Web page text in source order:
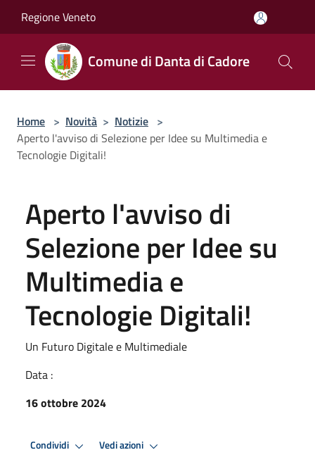
Regione Veneto
Comune di Danta di Cadore
Home > Novità > Notizie >
Aperto l'avviso di Selezione per Idee su Multimedia e
Tecnologie Digitali!
Aperto l'avviso di
Selezione per Idee su
Multimedia e
Tecnologie Digitali!
Un Futuro Digitale e Multimediale
Data :
16 ottobre 2024
Condividi Vedi azioni